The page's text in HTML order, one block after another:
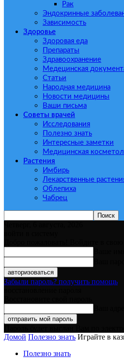
Рак
Эндокринные
Зависимость
Здоровье
Здоровая еда
Препараты
Здравоохранение
Медецинская
Статьи
Народная медицина
Новости медицины
Ваши письма
Советы врачей
Исследования
Полезно знать
Интересные заметки
Медицинская
Растения
Имбирь
Лекарственные
Облепиха
Чабрец
Забыли пароль? получить помощь
Домой Полезно знать Играйте в
Полезно знать